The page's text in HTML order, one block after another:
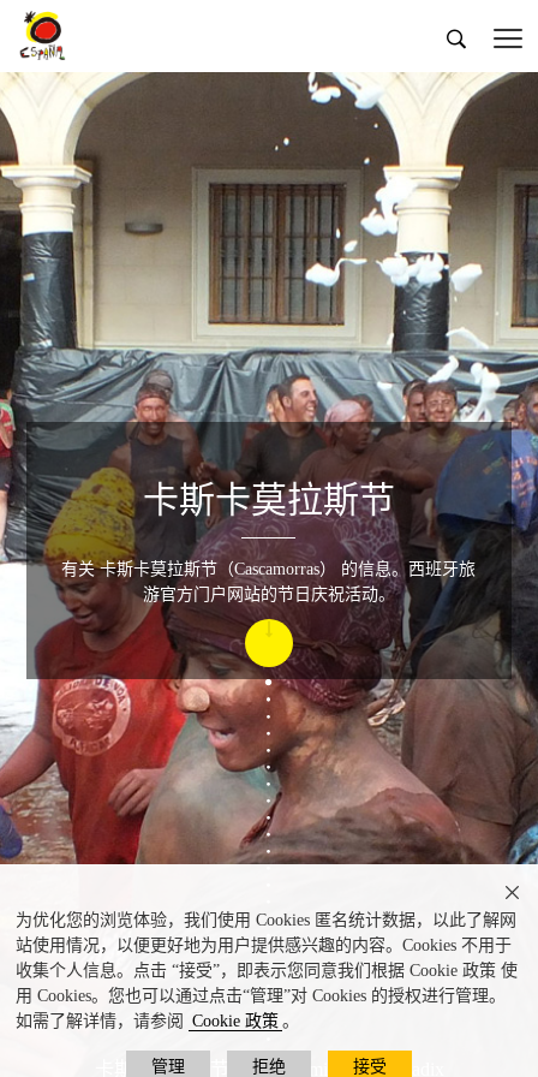
 
为优化您的浏览体验，我们使用 Cookies 匿名统计数据，以此了解网
站使用情况，以便更好地为用户提供感兴趣的内容。Cookies 不用于
收集个人信息。点击 “接受”，即表示您同意我们根据 Cookie 政策 使
用 Cookies。您也可以通过点击“管理”对 Cookies 的授权进行管理。
如需了解详情，请参阅
Cookie 政策 。
管理 拒绝 接受

卡斯卡莫拉斯节 © Ayuntamiento de Guadix
卡斯卡莫拉斯节
有关 卡斯卡莫拉斯节（Cascamorras） 的信息。西班牙旅
游官方门户网站的节日庆祝活动。